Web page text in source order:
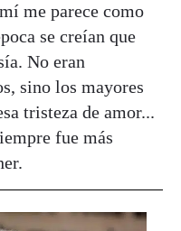
me parece como
se creían que
No eran
sino los mayores
tristeza de amor...
fue más